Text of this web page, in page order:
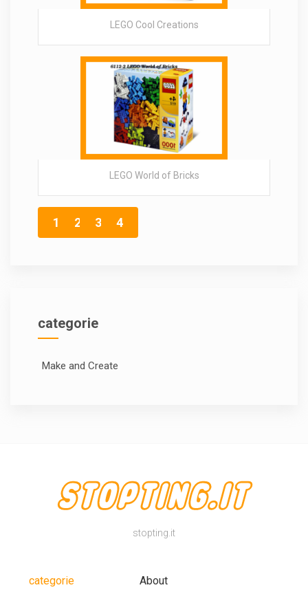
LEGO Cool Creations
LEGO World of Bricks
1 2 3 4
categorie
Make and Create
stopting.it
categorie About